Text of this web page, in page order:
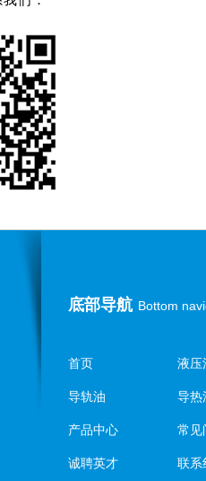
底部导航 Bottom
首页 液压
导轨油 导热
产品中心 常见
诚聘英才 联系